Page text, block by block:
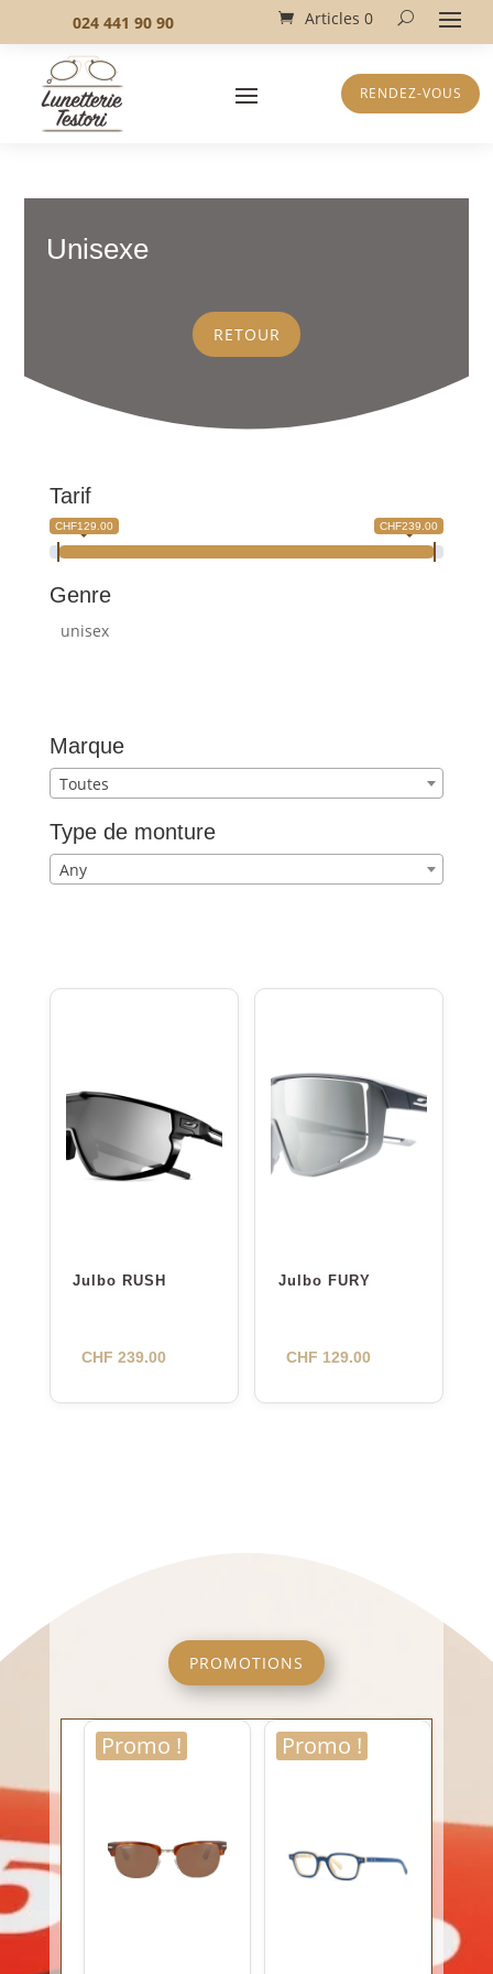
024 441 90 90 Articles 0
RENDEZ-VOUS
Unisexe
RETOUR
Tarif
CHF129.00 CHF239.00
Genre
unisex
Marque
Toutes
Type de monture
Any
Julbo RUSH
CHF 239.00
Julbo FURY
CHF 129.00
PROMOTIONS
Promo ! Promo !